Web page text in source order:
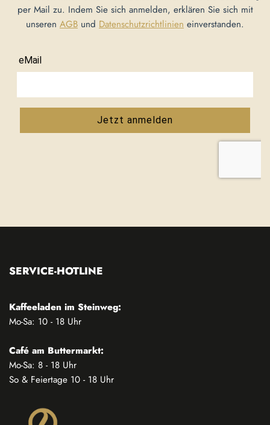
per Mail zu. Indem Sie sich anmelden, erklären Sie sich mit
unseren AGB und Datenschutzrichtlinien einverstanden.
SERVICE-HOTLINE
Kaffeeladen im Steinweg:
Mo-Sa: 10 - 18 Uhr
Café am Buttermarkt:
Mo-Sa: 8 - 18 Uhr
So & Feiertage 10 - 18 Uhr